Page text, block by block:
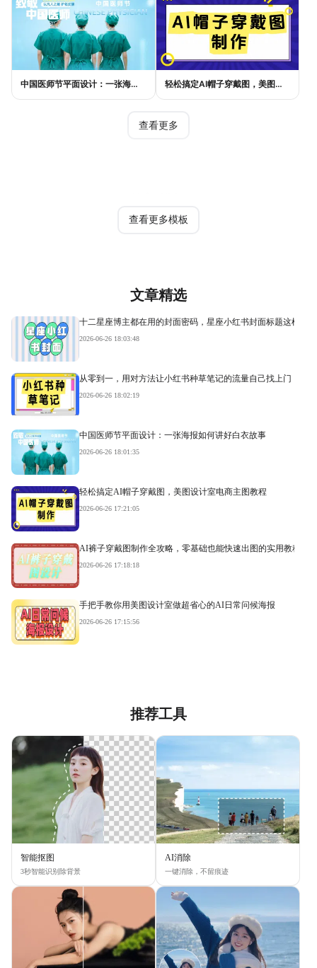
中国医师节平面设计：一张海报如何讲好白衣故事 轻松搞定AI帽子穿戴图，美图设计室电商主图教程
查看更多
查看更多模板
文章精选
十二星座博主都在用的封面密码，星座小红书封面标题这样写
2026-06-26 18:03:48
从零到一，用对方法让小红书种草笔记的流量自己找上门
2026-06-26 18:02:19
中国医师节平面设计：一张海报如何讲好白衣故事
2026-06-26 18:01:35
轻松搞定AI帽子穿戴图，美图设计室电商主图教程
2026-06-26 17:21:05
AI裤子穿戴图制作全攻略，零基础也能快速出图的实用教程
2026-06-26 17:18:18
手把手教你用美图设计室做超省心的AI日常问候海报
2026-06-26 17:15:56
推荐工具
智能抠图
3秒智能识别除背景
AI消除
一键消除，不留痕迹